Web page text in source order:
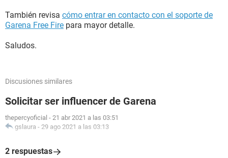
También revisa cómo entrar en contacto con el soporte de
Garena Free Fire para mayor detalle.
Saludos.
Discusiones similares
Solicitar ser influencer de Garena
thepercyoficial - 21 abr 2021 a las 03:51
gslaura - 29 ago 2021 a las 03:13
2 respuestas